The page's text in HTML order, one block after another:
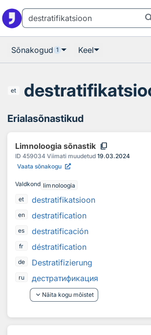
Sõnakogud 1 Keel
et
Erialasõnastikud
Limnoloogia sõnastik content_copy
ID 459034 Viimati muudetud 19.03.2024
Vaata sõnakogu
Valdkond limnoloogia
et
destratifikatsioon
en destratification
es destratificación
fr déstratification
de Destratifizierung
ru
дестратификация
keyboard_arrow_down Näita kogu mõistet